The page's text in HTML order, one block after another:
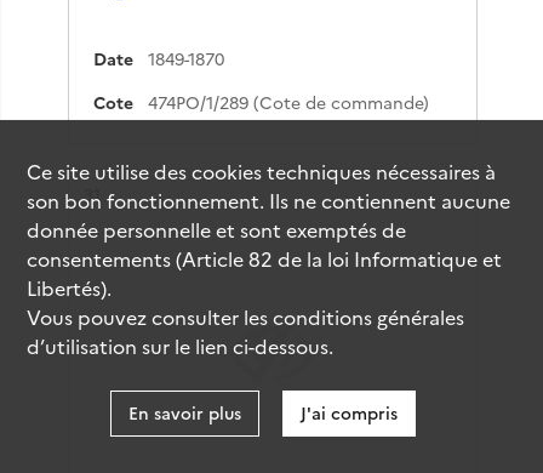
Date
1849-1870
Cote
474PO/1/289 (Cote de commande)
Résultat n°
31
Ce site utilise descookiestechniques nécessaires à
son bon fonctionnement. Ils ne contiennent aucune
donnée personnelle et sont exemptés de
consentements (Article 82 de la loi Informatique et
Libertés).
Vous pouvez consulter les conditions générales
d’utilisation sur le lien ci-dessous.
En savoir plus J'ai compris